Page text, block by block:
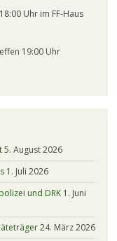
Uhr im FF-Haus
19:00 Uhr
5. August 2026
1. Juli 2026
und DRK 1. Juni
24. März 2026